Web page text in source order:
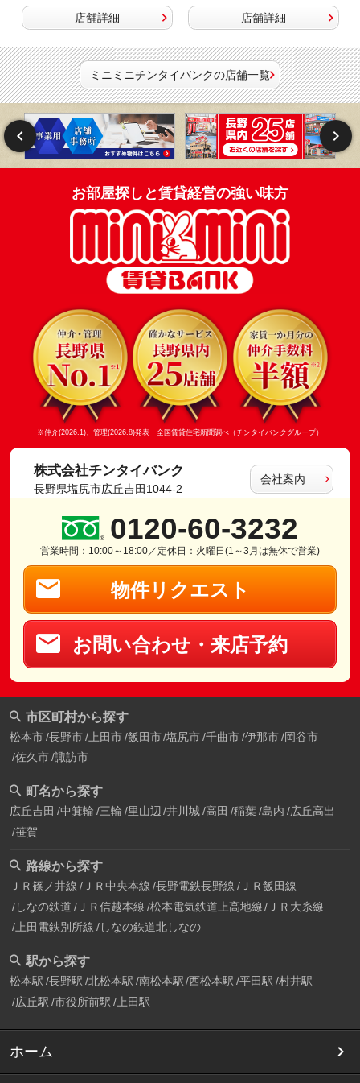
店舗詳細
店舗詳細
ミニミニチンタイバンクの店舗一覧
お部屋探しと賃貸経営の強い味方
※仲介(2026.1)、管理(2026.8)発表 全国賃貸住宅新聞調べ（チンタイバンクグループ）
株式会社チンタイバンク
長野県塩尻市広丘吉田1044-2
会社案内
0120-60-3232
営業時間：10:00～18:00／定休日：火曜日(1～3月は無休で営業)
物件リクエスト
お問い合わせ・来店予約
市区町村から探す
松本市 長野市 上田市 飯田市 塩尻市 千曲市 伊那市 岡谷市
佐久市 諏訪市
町名から探す
広丘吉田 中箕輪 三輪 里山辺 井川城 高田 稲葉 島内 広丘高出
笹賀
路線から探す
ＪＲ篠ノ井線 ＪＲ中央本線 長野電鉄長野線 ＪＲ飯田線
しなの鉄道 ＪＲ信越本線 松本電気鉄道上高地線
ＪＲ大糸線
上田電鉄別所線 しなの鉄道北しなの
駅から探す
松本駅 長野駅 北松本駅 南松本駅 西松本駅 平田駅 村井駅
広丘駅 市役所前駅 上田駅
ホーム